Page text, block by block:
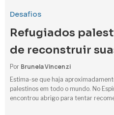
Desafios
Refugiados
de reconstruir
Por Brunela Vincenzi
Estima-se que haja
palestinos em todo o mundo. No
encontrou abrigo para tentar